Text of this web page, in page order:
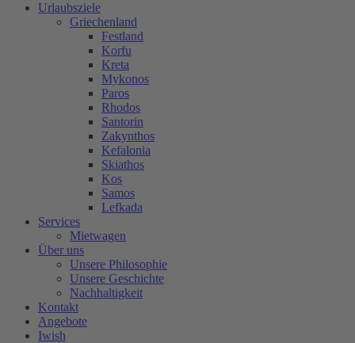
Urlaubsziele
Griechenland
Festland
Korfu
Kreta
Mykonos
Paros
Rhodos
Santorin
Zakynthos
Kefalonia
Skiathos
Kos
Samos
Lefkada
Services
Mietwagen
Über uns
Unsere Philosophie
Unsere Geschichte
Nachhaltigkeit
Kontakt
Angebote
Iwish